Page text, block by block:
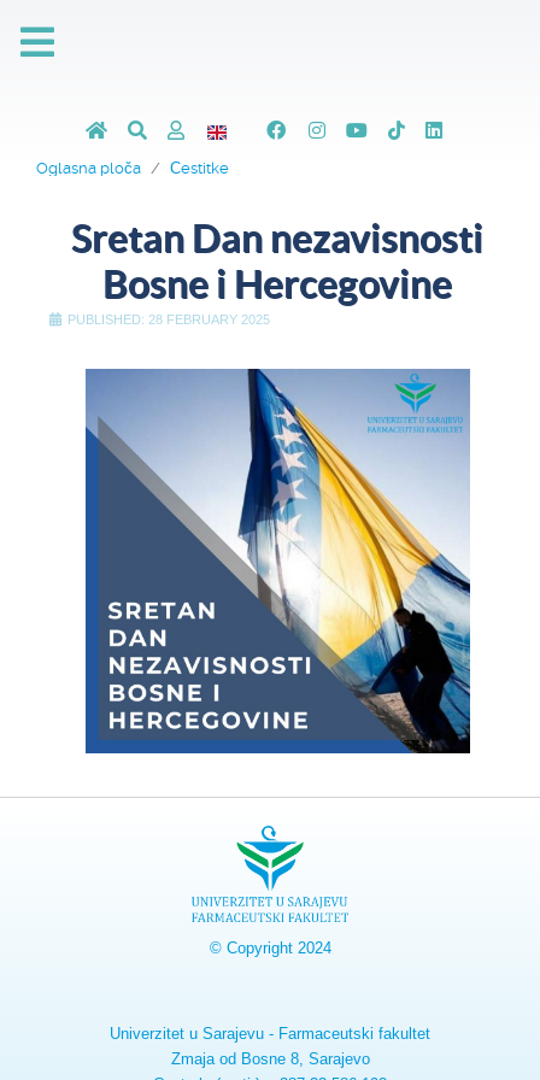
Oglasna ploča Čestitke
Sretan Dan nezavisnosti
Bosne i Hercegovine
PUBLISHED: 28 FEBRUARY 2025
© Copyright 2024
Univerzitet u Sarajevu - Farmaceutski fakultet
Zmaja od Bosne 8, Sarajevo